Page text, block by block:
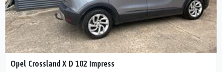
Opel Crossland X D 102 Impress